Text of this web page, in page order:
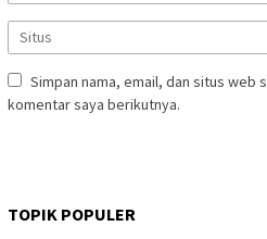
Simpan nama, email, dan situs web
komentar saya berikutnya.
TOPIK POPULER